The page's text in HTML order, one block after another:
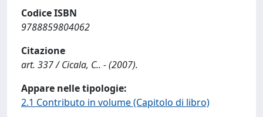
Codice ISBN
9788859804062
Citazione
art. 337 / Cicala, C.. - (2007).
Appare nelle tipologie:
2.1 Contributo in volume (Capitolo di libro)